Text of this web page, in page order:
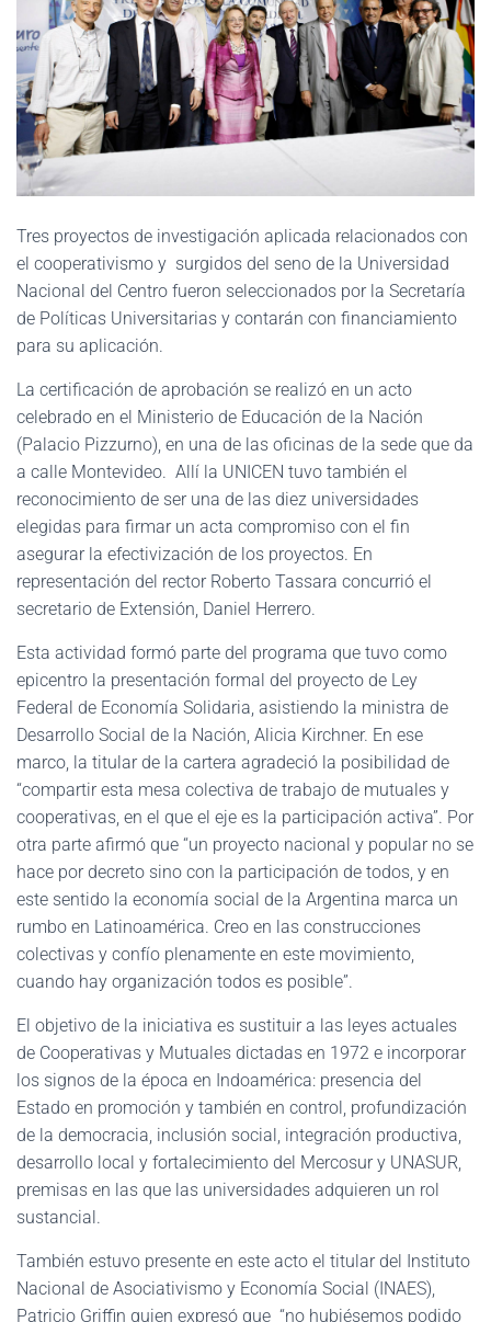
Tres proyectos de investigación aplicada relacionados con
el cooperativismo y surgidos del seno de la Universidad
Nacional del Centro fueron seleccionados por la Secretaría
de Políticas Universitarias y contarán con financiamiento
para su aplicación.
La certificación de aprobación se realizó en un acto
celebrado en el Ministerio de Educación de la Nación
(Palacio Pizzurno), en una de las oficinas de la sede que da
a calle Montevideo. Allí la UNICEN tuvo también el
reconocimiento de ser una de las diez universidades
elegidas para firmar un acta compromiso con el fin
asegurar la efectivización de los proyectos. En
representación del rector Roberto Tassara concurrió el
secretario de Extensión, Daniel Herrero.
Esta actividad formó parte del programa que tuvo como
epicentro la presentación formal del proyecto de Ley
Federal de Economía Solidaria, asistiendo la ministra de
Desarrollo Social de la Nación, Alicia Kirchner. En ese
marco, la titular de la cartera agradeció la posibilidad de
“compartir esta mesa colectiva de trabajo de mutuales y
cooperativas, en el que el eje es la participación activa”. Por
otra parte afirmó que “un proyecto nacional y popular no se
hace por decreto sino con la participación de todos, y en
este sentido la economía social de la Argentina marca un
rumbo en Latinoamérica. Creo en las construcciones
colectivas y confío plenamente en este movimiento,
cuando hay organización todos es posible”.
El objetivo de la iniciativa es sustituir a las leyes actuales
de Cooperativas y Mutuales dictadas en 1972 e incorporar
los signos de la época en Indoamérica: presencia del
Estado en promoción y también en control, profundización
de la democracia, inclusión social, integración productiva,
desarrollo local y fortalecimiento del Mercosur y UNASUR,
premisas en las que las universidades adquieren un rol
sustancial.
También estuvo presente en este acto el titular del Instituto
Nacional de Asociativismo y Economía Social (INAES),
Patricio Griffin quien expresó que “no hubiésemos podido